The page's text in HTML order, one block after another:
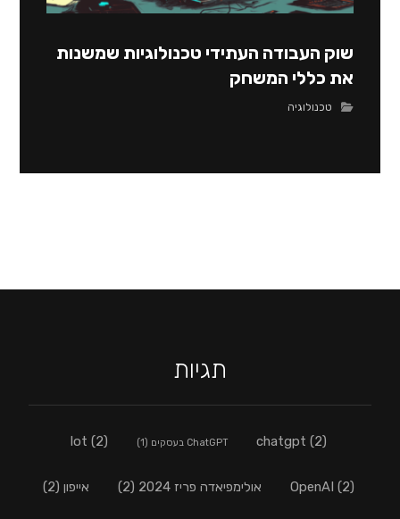
שוק העבודה העתידי טכנולוגיות שמשנות
את כללי המשחק
טכנולוגיה
תגיות
chatgpt (2) ChatGPT בעסקים (1)
lot (2)
OpenAI (2) אולימפיאדה פריז 2024 (2) אייפון (2)